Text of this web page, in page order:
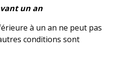
un an
à un an ne peut pas
conditions sont